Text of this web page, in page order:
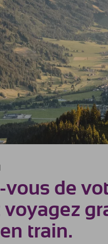
vous de
voyagez
train.